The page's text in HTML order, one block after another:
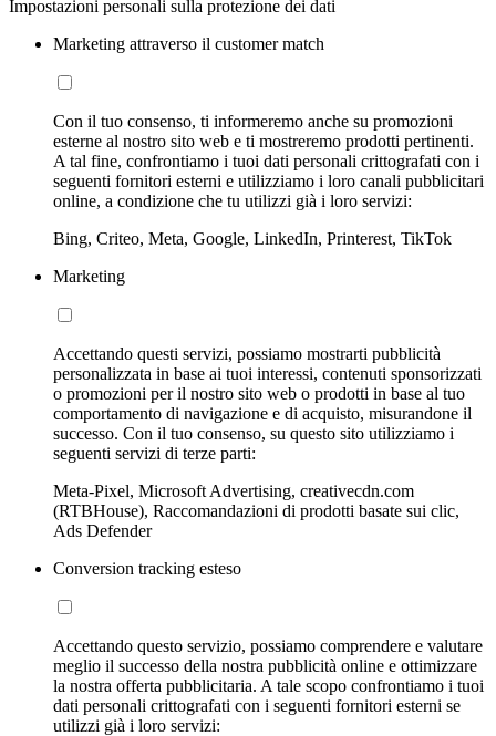
Impostazioni personali sulla protezione dei dati
Marketing attraverso il customer match
Con il tuo consenso, ti informeremo anche su promozioni
esterne al nostro sito web e ti mostreremo prodotti pertinenti.
A tal fine, confrontiamo i tuoi dati personali crittografati con i
seguenti fornitori esterni e utilizziamo i loro canali pubblicitari
online, a condizione che tu utilizzi già i loro servizi:
Bing, Criteo, Meta, Google, LinkedIn, Printerest, TikTok
Marketing
Accettando questi servizi, possiamo mostrarti pubblicità
personalizzata in base ai tuoi interessi, contenuti sponsorizzati
o promozioni per il nostro sito web o prodotti in base al tuo
comportamento di navigazione e di acquisto, misurandone il
successo. Con il tuo consenso, su questo sito utilizziamo i
seguenti servizi di terze parti:
Meta-Pixel, Microsoft Advertising, creativecdn.com
(RTBHouse), Raccomandazioni di prodotti basate sui clic,
Ads Defender
Conversion tracking esteso
Accettando questo servizio, possiamo comprendere e valutare
meglio il successo della nostra pubblicità online e ottimizzare
la nostra offerta pubblicitaria. A tale scopo confrontiamo i tuoi
dati personali crittografati con i seguenti fornitori esterni se
utilizzi già i loro servizi: